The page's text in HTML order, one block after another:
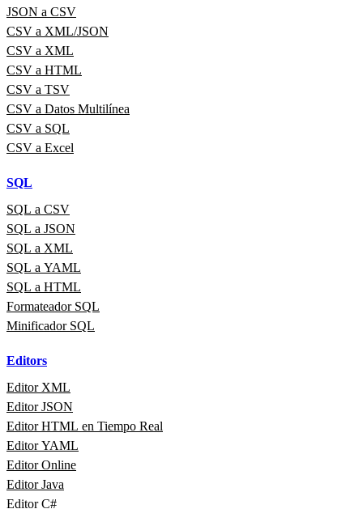
JSON a CSV
CSV a XML/JSON
CSV a XML
CSV a HTML
CSV a TSV
CSV a Datos Multilínea
CSV a SQL
CSV a Excel
SQL
SQL a CSV
SQL a JSON
SQL a XML
SQL a YAML
SQL a HTML
Formateador SQL
Minificador SQL
Editors
Editor XML
Editor JSON
Editor HTML en Tiempo Real
Editor YAML
Editor Online
Editor Java
Editor C#